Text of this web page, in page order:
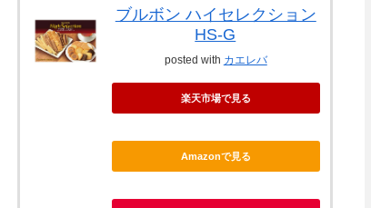
ブルボン ハイセレクション
HS-G
posted with カエレバ
楽天市場で見る
Amazonで見る